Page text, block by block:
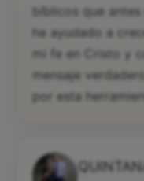
bíblicos que
ha ayudado a
mi fe en Cristo y
mensaje
por esta